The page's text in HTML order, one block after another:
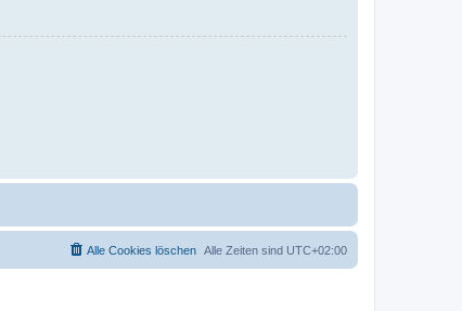
Alle Zeiten sind UTC+02:00
Alle Cookies löschen